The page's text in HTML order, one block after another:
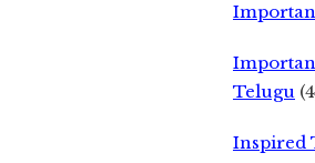
Telugu
Inspired